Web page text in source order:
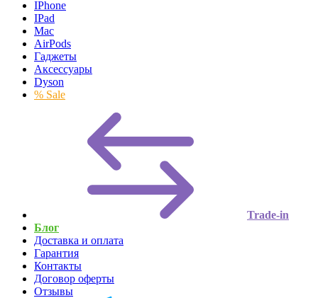
IPhone
IPad
Mac
AirPods
Гаджеты
Аксессуары
Dyson
% Sale
Trade-in
Блог
Доставка и оплата
Гарантия
Контакты
Договор оферты
Отзывы